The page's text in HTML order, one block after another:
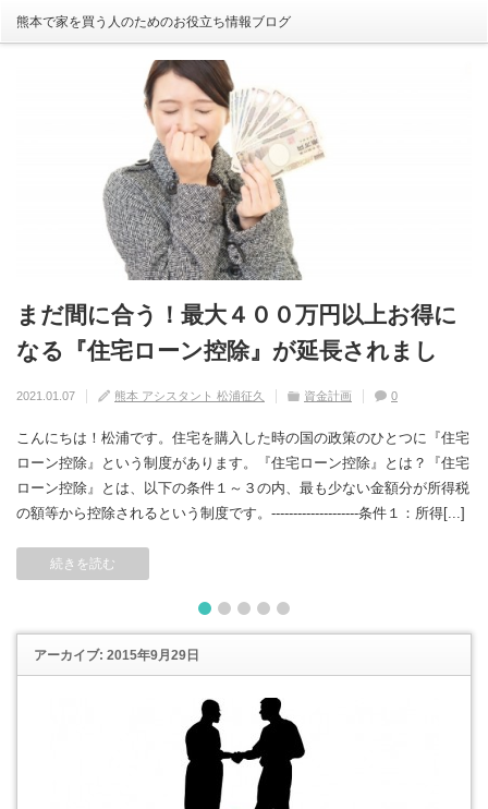
熊本で家を買う人のためのお役立ち情報ブログ
まだ間に合う！最大４００万円以上お得に
なる『住宅ローン控除』が延長されまし
た！
2021.01.07 熊本 アシスタント 松浦征久 資金計画 0
こんにちは！松浦です。住宅を購入した時の国の政策のひとつに『住宅
ローン控除』という制度があります。『住宅ローン控除』とは？『住宅
ローン控除』とは、以下の条件１～３の内、最も少ない金額分が所得税
の額等から控除されるという制度です。--------------------条件１：所得[...]
続きを読む
自分の家がいわゆる『欠陥住宅』ならない
ように気を付けるためには？
2020.09.17 熊本 アシスタント 松浦征久 住宅の豆知識 家づくり
建売住宅と注文住宅の寿命は違う！？
2020.08.29 熊本 アシスタント 松浦征久 住宅の豆知識 家づくり
住宅の中でも熱中症にかかる！？原因や対
策は？
2020.08.27
熊本 アシスタント 松浦征久
【火災保険】万が一の災害や事故の時にど
こまで補償されるの？
2020.07.11 熊本 アシスタント 松浦征久 住宅の豆知識
家づくり
1 2 3 4
アーカイブ: 2015年9月29日